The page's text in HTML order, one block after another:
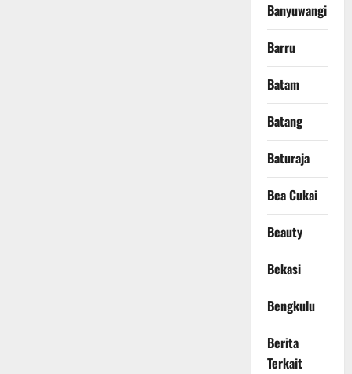
Banyuwangi
Barru
Batam
Batang
Baturaja
Bea Cukai
Beauty
Bekasi
Bengkulu
Berita
Terkait